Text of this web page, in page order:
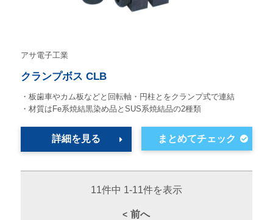
アサ電子工業
クランプボス CLB
・板歯車やカム板などと回転軸・円柱とをクランプ式で連結
・材質はFe系焼結黒染め品とSUS系焼結品の2種類
詳細を見る
11件中 1-11件を表示
前へ